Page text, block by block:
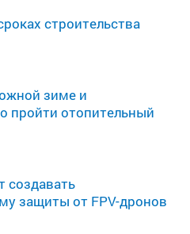
строительства
зиме и
пройти отопительный
создавать
защиты от FPV-дронов